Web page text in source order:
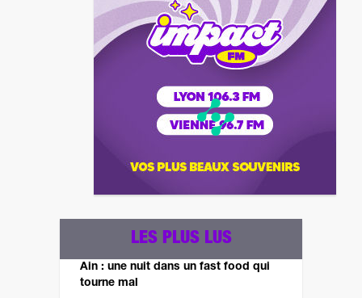
LES PLUS LUS
Ain : une nuit dans un fast food qui
tourne mal